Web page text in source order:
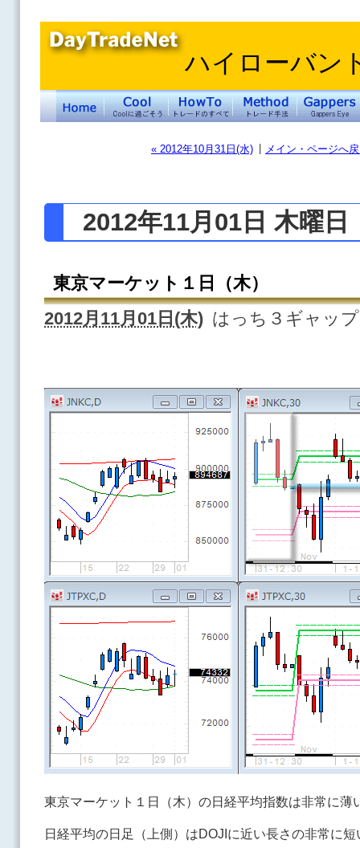
ハイローバン
« 2012年10月31日(水) メイン・ページへ
2012年11月01日 木曜日
東京マーケット１日（木）
2012月11月01日(木) はっち３ギャッ
東京マーケット１日（木）の日経平均指数は非常に薄
日経平均の日足（上側）はDOJIに近い長さの非常に